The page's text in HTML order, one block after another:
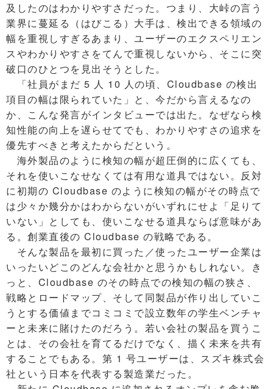
及したのはわかりやすさだった。つまり、大峠の言う
業界に蔓延る（はびこる）大手は、検出できる領域の
幅を重視しすぎるあまり、ユーザーのエクスペリエン
スやわかりやすさをてんで重視しないから、そこに突
破口のひとつを見出そうとした。
「社員がまだ 5 人 10 人の頃、Cloudbase の検出
項目の幅は限られていた」と、今だから言えるなの
か、こんな発言がインタビューでは出た。なぜなら検
知性能の向上を遅らせてでも、わかりやすさの追求を
優先すべきと考えたからだという。
海外製品のように検知の幅が超圧倒的に広くても、
それを使いこなせなくては有用な道具ではない。反対
に初期の Cloudbase のように検知の幅がその時点で
は少々か幾分かはわからないがいずれにせよ「足りて
いない」としても、使いこなせる道具ならば意味があ
る。創業直後の Cloudbase の戦略である。
そんな製品を最初に買った／使ったユーザー企業は
いったいどこのどんな会社かと思うかもしれない。き
っと、Cloudbase のその時点での検知の幅の狭さ、
戦略とロードマップ、そして同製品が作り出していこ
うとする価値までコミコミで設立数年の学生ベンチャ
ーと未来に賭けたのだろう。若い会社の製品を買うこ
とは、その会社を育てるだけでなく、描く未来を共有
することでもある。第 1 号ユーザーは、スズキ株式会
社という日本を代表する製造業だった。